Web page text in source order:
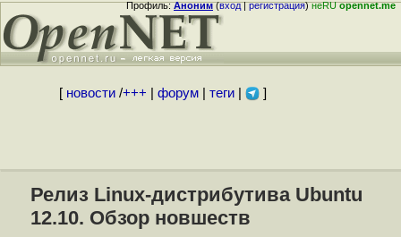
Профиль:Аноним(вход|регистрация)неRUopennet.me
[ новости/+++ форум| теги| ]
Релиз Linux-дистрибутива Ubuntu
12.10. Обзор новшеств